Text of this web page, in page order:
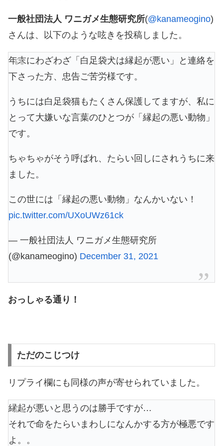
一般社団法人 ワニガメ生態研究所(@kanameogino)
さんは、以下のような呟きを投稿しました。
年末にわざわざ「白足袋犬は縁起が悪い」と連絡を
下さった方、忠告ご苦労様です。
うちには白足袋猫もたくさん保護してますが、私に
とって大嫌いな言葉のひとつが「縁起の悪い動物」
です。
ちゃちゃがそう呼ばれ、たらい回しにされうちに来
ました。
この世には「縁起の悪い動物」なんかいない！
pic.twitter.com/UXoUWz61ck
— 一般社団法人 ワニガメ生態研究所
(@kanameogino) December 31, 2021
おっしゃる通り！
ただのこじつけ
リプライ欄にも同様の声が寄せられていました。
縁起が悪いと思うのは勝手ですが…
それで命をたらいまわしになんかする方が極悪です
よ。。